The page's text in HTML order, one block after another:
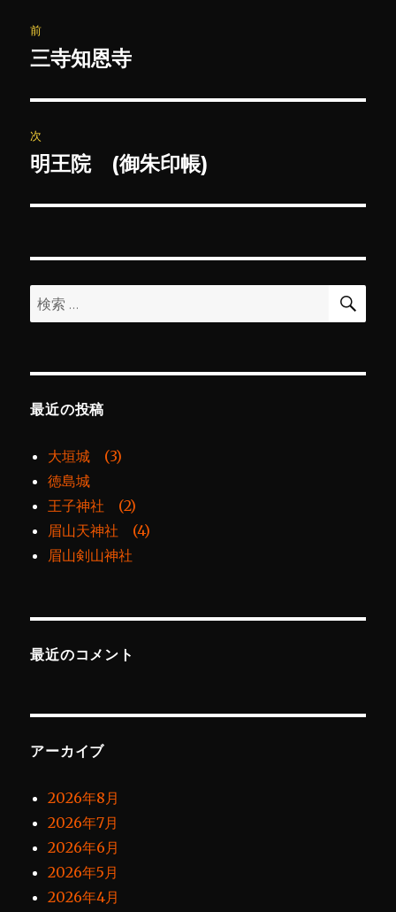
稿
ビ
ゲ
ー
ン
前
前
投
稿:
三寺知恩寺
次
次
投
明王院 (御朱印帳)
検
索:
検
最近の投稿
大垣城 (3)
徳島城
王子神社 (2)
眉山天神社 (4)
眉山剣山神社
最近のコメント
アーカイブ
2026年8月
2026年7月
2026年6月
2026年5月
2026年4月